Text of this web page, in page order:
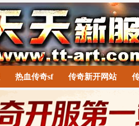
热血传奇sf 传奇新开网站